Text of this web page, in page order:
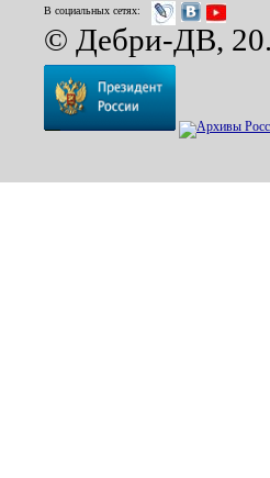
В социальных сетях:
© Дебри-ДВ,